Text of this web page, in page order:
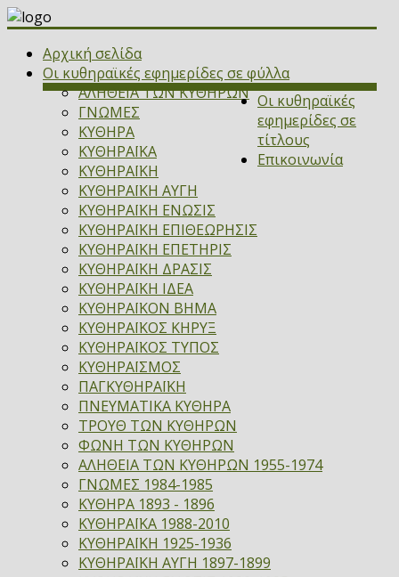
Αρχική σελίδα
Οι κυθηραϊκές εφημερίδες σε φύλλα
ΑΛΗΘΕΙΑ ΤΩΝ ΚΥΘΗΡΩΝ
ΓΝΩΜΕΣ
ΚΥΘΗΡΑ
ΚΥΘΗΡΑΪΚΑ
ΚΥΘΗΡΑΪΚΗ
ΚΥΘΗΡΑΪΚΗ ΑΥΓΗ
ΚΥΘΗΡΑΪΚΗ ΕΝΩΣΙΣ
ΚΥΘΗΡΑΪΚΗ ΕΠΙΘΕΩΡΗΣΙΣ
ΚΥΘΗΡΑΪΚΗ ΕΠΕΤΗΡΙΣ
ΚΥΘΗΡΑΪΚΗ ΔΡΑΣΙΣ
ΚΥΘΗΡΑΪΚΗ ΙΔΕΑ
ΚΥΘΗΡΑΪΚΟΝ ΒΗΜΑ
ΚΥΘΗΡΑΪΚΟΣ ΚΗΡΥΞ
ΚΥΘΗΡΑΪΚΟΣ ΤΥΠΟΣ
ΚΥΘΗΡΑΪΣΜΟΣ
ΠΑΓΚΥΘΗΡΑΪΚΗ
ΠΝΕΥΜΑΤΙΚΑ ΚΥΘΗΡΑ
ΤΡΟΥΘ ΤΩΝ ΚΥΘΗΡΩΝ
ΦΩΝΗ ΤΩΝ ΚΥΘΗΡΩΝ
Οι κυθηραϊκές
εφημερίδες σε
τίτλους
ΑΛΗΘΕΙΑ ΤΩΝ ΚΥΘΗΡΩΝ 1955-1974
ΓΝΩΜΕΣ 1984-1985
ΚΥΘΗΡΑ 1893 - 1896
ΚΥΘΗΡΑΪΚΑ 1988-2010
ΚΥΘΗΡΑΪΚΗ 1925-1936
ΚΥΘΗΡΑΪΚΗ ΑΥΓΗ 1897-1899
Επικοινωνία